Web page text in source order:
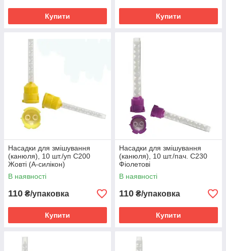
Купити Купити
Насадки для змішування
(канюля), 10 шт./уп С200
Жовті (А-силікон)
В наявності
110 ₴/упаковка
Купити
Насадки для змішування
(канюля), 10 шт./пач. С230
Фіолетові
В наявності
110 ₴/упаковка
Купити